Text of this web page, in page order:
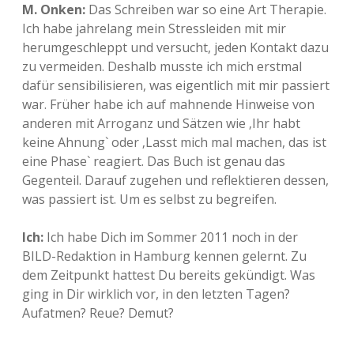
M. Onken: Das Schreiben war so eine Art Therapie.
Ich habe jahrelang mein Stressleiden mit mir
herumgeschleppt und versucht, jeden Kontakt dazu
zu vermeiden. Deshalb musste ich mich erstmal
dafür sensibilisieren, was eigentlich mit mir passiert
war. Früher habe ich auf mahnende Hinweise von
anderen mit Arroganz und Sätzen wie ‚Ihr habt
keine Ahnung` oder ‚Lasst mich mal machen, das ist
eine Phase` reagiert. Das Buch ist genau das
Gegenteil. Darauf zugehen und reflektieren dessen,
was passiert ist. Um es selbst zu begreifen.
Ich: Ich habe Dich im Sommer 2011 noch in der
BILD-Redaktion in Hamburg kennen gelernt. Zu
dem Zeitpunkt hattest Du bereits gekündigt. Was
ging in Dir wirklich vor, in den letzten Tagen?
Aufatmen? Reue? Demut?